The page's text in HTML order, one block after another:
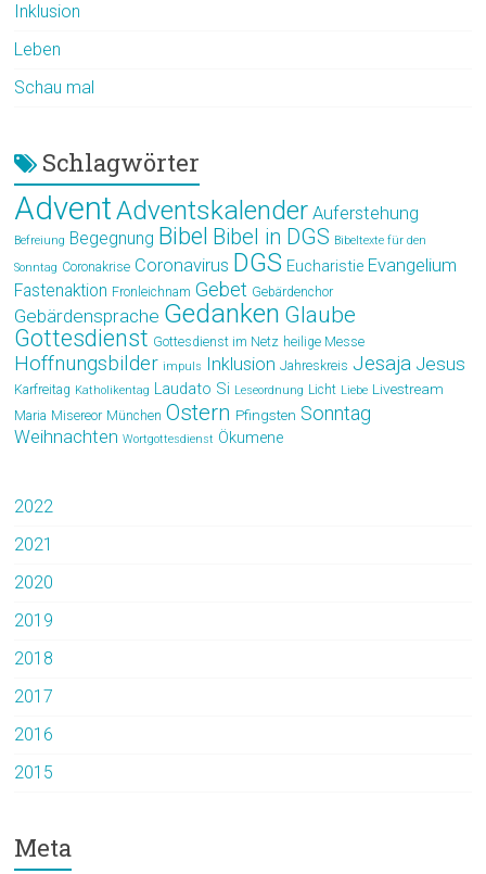
Inklusion
Leben
Schau mal
Schlagwörter
AdventAdventskalender Auferstehung
Befreiung Begegnung Bibel Bibel in DGS Bibeltexte für den
Sonntag Coronakrise Coronavirus DGS Eucharistie Evangelium
Fastenaktion Fronleichnam Gebet Gebärdenchor
Gebärdensprache Gedanken Glaube
Gottesdienst Gottesdienst im Netz heilige Messe
Hoffnungsbilder impuls Inklusion Jahreskreis Jesaja Jesus
Karfreitag Katholikentag Laudato Si Leseordnung Licht Liebe Livestream
Maria Misereor München Ostern Pfingsten Sonntag
Weihnachten Wortgottesdienst Ökumene
2022
2021
2020
2019
2018
2017
2016
2015
Meta